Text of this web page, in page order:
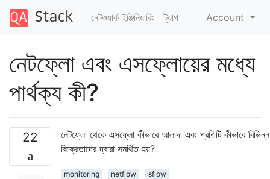
নেটওয়ার্ক ইঞ্জিনিয়ারিং ট্যাগ Account
নেটফ্লো এবং এসফ্লোয়ের মধ্যে
পার্থক্য কী?
22
নেটফ্লো থেকে এসফ্লো কীভাবে আলাদা এবং প্রতিটি কীভাবে বিভিন্ন
বিক্রেতাদের দ্বারা সমর্থিত হয়?
monitoring netflow
sflow